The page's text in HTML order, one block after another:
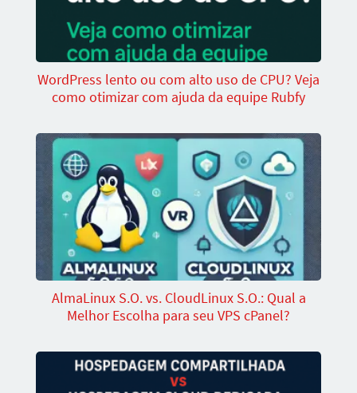
WordPress lento ou com alto uso de CPU? Veja
como otimizar com ajuda da equipe Rubfy
AlmaLinux S.O. vs. CloudLinux S.O.: Qual a
Melhor Escolha para seu VPS cPanel?